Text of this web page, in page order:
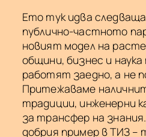
Ето тук идва
публично-частното
новият модел на
общини, бизнес и
работят заедно, а не
Притежаваме
традиции, инженерни
за трансфер на
добрия пример в ТИЗ –